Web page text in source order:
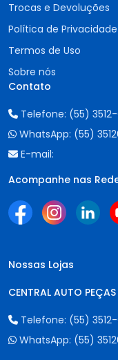
Trocas e Devoluções
Política de Privacidade
Termos de Uso
Sobre nós
Contato
Telefone: (55)
WhatsApp: (55)
E-mail:
Acompanhe nas
Nossas Lojas
CENTRAL AUTO
Telefone: (55)
WhatsApp: (55)